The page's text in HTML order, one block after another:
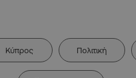
Κύπρος Πολιτική